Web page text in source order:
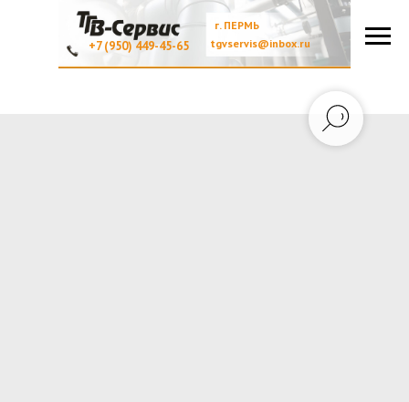
г. ПЕРМЬ
+7 (950) 449-45-65 tgvservis@inbox.ru